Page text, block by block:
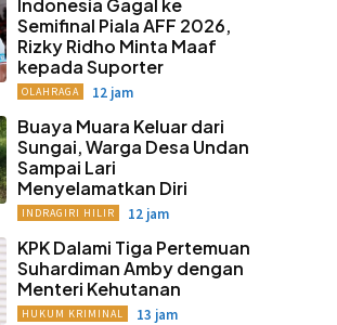
Indonesia Gagal ke
Semifinal Piala AFF 2026,
Rizky Ridho Minta Maaf
kepada Suporter
OLAHRAGA 12 jam
Buaya Muara Keluar dari
Sungai, Warga Desa Undan
Sampai Lari
Menyelamatkan Diri
INDRAGIRI HILIR 12 jam
KPK Dalami Tiga Pertemuan
Suhardiman Amby dengan
Menteri Kehutanan
HUKUM KRIMINAL 13 jam